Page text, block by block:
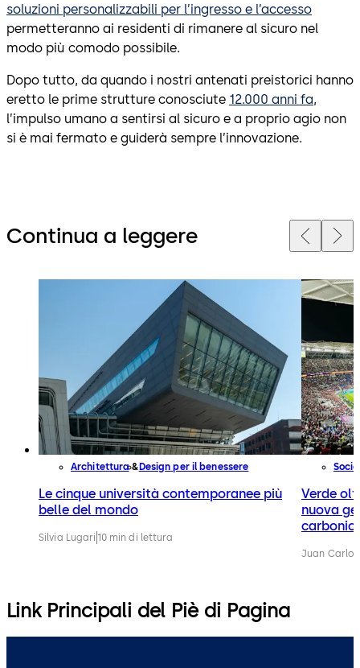
soluzioni personalizzabili per l’ingresso e l’accesso
permetteranno ai residenti di rimanere al sicuro nel
modo più comodo possibile.
Dopo tutto, da quando i nostri antenati preistorici hanno
eretto le prime strutture conosciute 12.000 anni fa,
l’impulso umano a sentirsi al sicuro e a proprio agio non
si è mai fermato e guiderà sempre l’innovazione.
Continua a leggere
Architettura Design per il benessere
Le cinque università contemporanee più
belle del mondo
Silvia Lugari 10 min di lettura
Verde
nuova
Juan
Link Principali del Piè di Pagina